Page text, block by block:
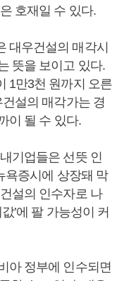
호재일 수 있다.
대우건설의 매각시
뜻을 보이고 있다.
1만3천 원까지 오른
설의 매각가는 경
이 될 수 있다.
기업들은 선뜻 인
욕증시에 상장돼 막
설의 인수자로 나
’에 팔 가능성이 커
아 정부에 인수되면